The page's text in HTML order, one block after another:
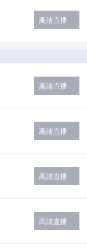
高清直播
高清直播
高清直播
高清直播
高清直播